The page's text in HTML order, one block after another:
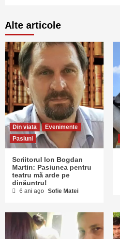
Alte articole
Din viata
Evenimente
Pasiuni
Scriitorul Ion Bogdan
Martin: Pasiunea pentru
teatru mă arde pe
dinăuntru!
6 ani ago Sofie Matei